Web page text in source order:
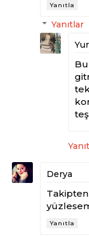
Yanıtla
Yanıtlar
Derya
Yanıtla